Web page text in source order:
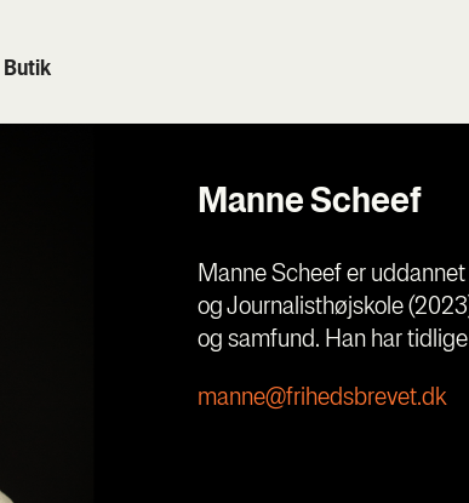
Butik
Manne Scheef
Manne Scheef er
og Journalisthøjskole
og samfund. Han har
manne@frihedsbrevet.dk